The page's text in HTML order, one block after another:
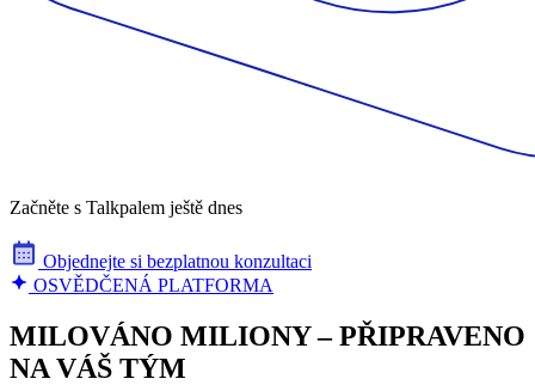
Začněte s Talkpalem ještě dnes
Objednejte si bezplatnou konzultaci
OSVĚDČENÁ PLATFORMA
MILOVÁNO MILIONY – PŘIPRAVENO
NA VÁŠ TÝM